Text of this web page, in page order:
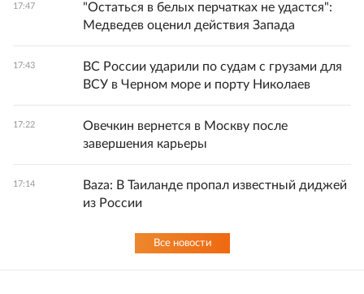
17:47
"Остаться в белых перчатках не удастся":
Медведев оценил действия Запада
17:43
ВС России ударили по судам с грузами для
ВСУ в Черном море и порту Николаев
17:22
Овечкин вернется в Москву после
завершения карьеры
17:14
Baza: В Таиланде пропал известный диджей
из России
Все новости